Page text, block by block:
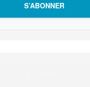
S’ABONNER